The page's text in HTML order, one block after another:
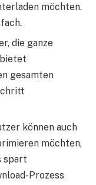
möchten.
die ganze
gesamten
können auch
möchten,
spart
Prozess